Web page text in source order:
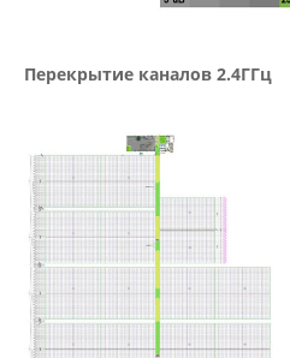
Перекрытие каналов 2.4ГГц